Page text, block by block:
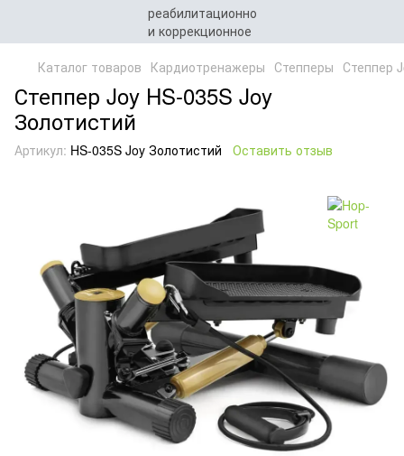
Каталог товаров Кардиотренажеры Степперы Степпер
Степпер Joy HS-035S Joy
Золотистий
Артикул: HS-035S Joy Золотистий Оставить отзыв